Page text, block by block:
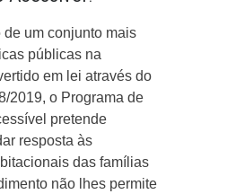
um conjunto mais
públicas na
em lei através do
2019, o Programa de
pretende
resposta às
das famílias
não lhes permite